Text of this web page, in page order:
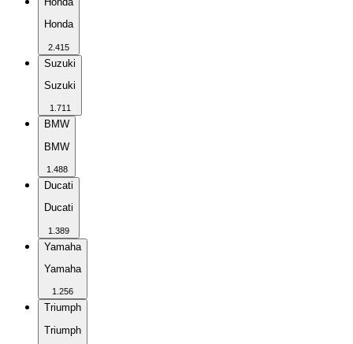
Honda
2.415
Suzuki
Suzuki
1.711
BMW
BMW
1.488
Ducati
Ducati
1.389
Yamaha
Yamaha
1.256
Triumph
Triumph